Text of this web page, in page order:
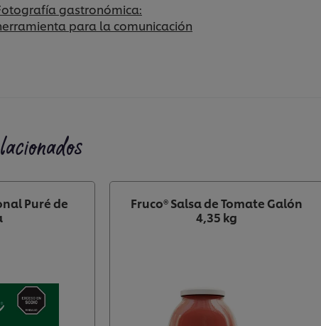
gastronómica:
para la comunicación
Puré de
Fruco® Salsa de Tomate Galón
4,35 kg